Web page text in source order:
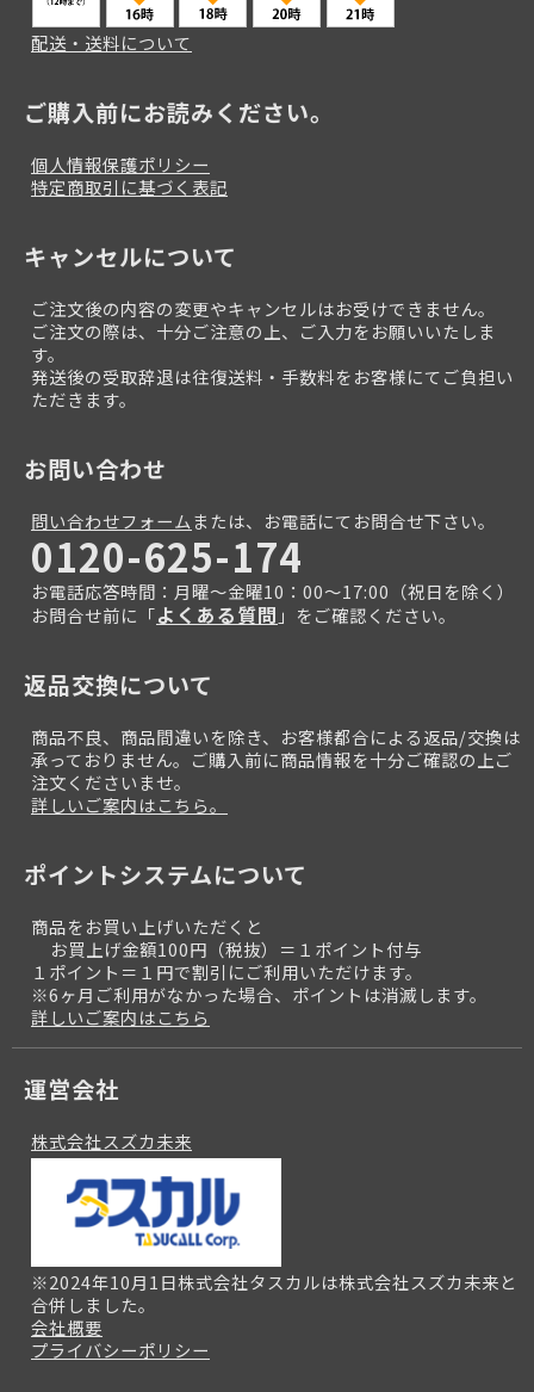
配送・送料について
ご購入前にお読みください。
個人情報保護ポリシー
特定商取引に基づく表記
キャンセルについて
ご注文後の内容の変更やキャンセルはお受けできません。
ご注文の際は、十分ご注意の上、ご入力をお願いいたしま
す。
発送後の受取辞退は往復送料・手数料をお客様にてご負担い
ただきます。
お問い合わせ
問い合わせフォームまたは、お電話にてお問合せ下さい。
0120-625-174
お電話応答時間：月曜～金曜10：00～17:00（祝日を除く）
お問合せ前に「よくある質問 」をご確認ください。
返品交換について
商品不良、商品間違いを除き、お客様都合による返品/交換は
承っておりません。ご購入前に商品情報を十分ご確認の上ご
注文くださいませ。
詳しいご案内はこちら。
ポイントシステムについて
商品をお買い上げいただくと
お買上げ金額100円（税抜）＝１ポイント付与
１ポイント＝１円で割引にご利用いただけます。
※6ヶ月ご利用がなかった場合、ポイントは消滅します。
詳しいご案内はこちら
運営会社
株式会社スズカ未来
※2024年10月1日株式会社タスカルは株式会社スズカ未来と
合併しました。
会社概要
プライバシーポリシー